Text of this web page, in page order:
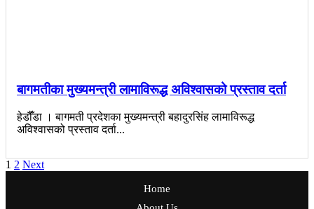
बागमतीका मुख्यमन्त्री लामाविरूद्ध अविश्वासको प्रस्ताव दर्ता
हेडौँंडा । बागमती प्रदेशका मुख्यमन्त्री बहादुरसिंह लामाविरूद्ध
अविश्वासको प्रस्ताव दर्ता...
Posts
1 2 Next
Home